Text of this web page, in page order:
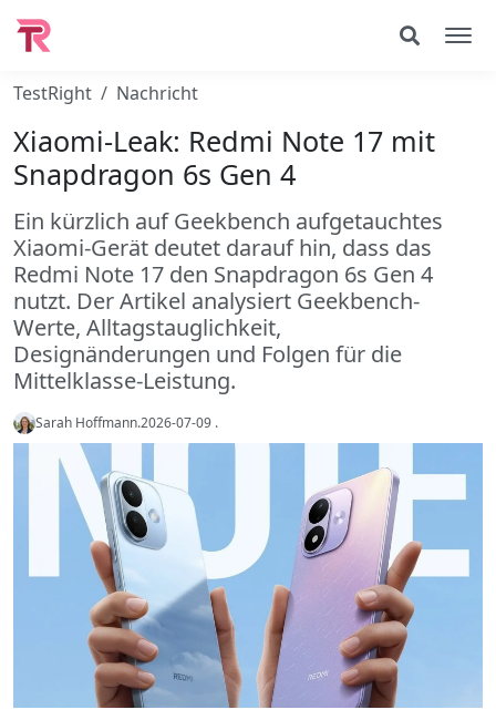
TestRight Nachricht
Xiaomi-Leak: Redmi Note 17 mit
Snapdragon 6s Gen 4
Ein kürzlich auf Geekbench aufgetauchtes
Xiaomi-Gerät deutet darauf hin, dass das
Redmi Note 17 den Snapdragon 6s Gen 4
nutzt. Der Artikel analysiert Geekbench-
Werte, Alltagstauglichkeit,
Designänderungen und Folgen für die
Mittelklasse-Leistung.
Sarah Hoffmann.2026-07-09 .